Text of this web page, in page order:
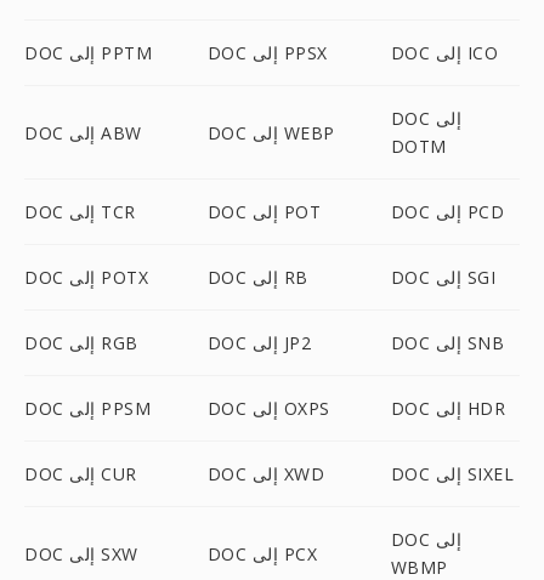
DOC إلى PPTM DOC إلى PPSX DOC إلى ICO
DOC إلى ABW DOC إلى WEBP
DOC إلى
DOTM
DOC إلى TCR DOC إلى POT DOC إلى PCD
DOC إلى POTX DOC إلى RB DOC إلى SGI
DOC إلى RGB DOC إلى JP2 DOC إلى SNB
DOC إلى PPSM DOC إلى OXPS DOC إلى HDR
DOC إلى CUR DOC إلى XWD DOC إلى SIXEL
DOC إلى SXW DOC إلى PCX
DOC إلى
WBMP